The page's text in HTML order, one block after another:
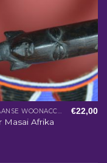
AFRIKAANSE WOONACCESSOIRES
Masai Afrika
€22,00